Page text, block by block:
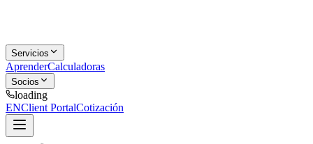
Servicios
AprenderCalculadoras
Socios
loading
ENClient PortalCotización